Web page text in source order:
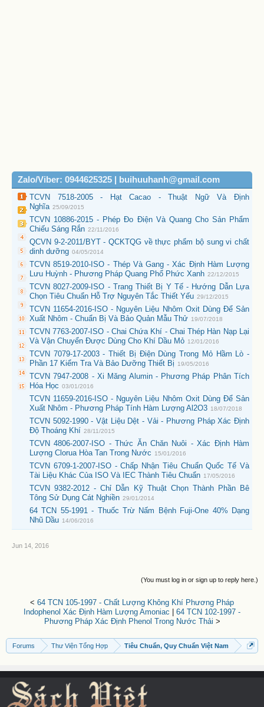
Zalo/Viber: 0944625325 | buihuuhanh@gmail.com
TCVN 7518-2005 - Hạt Cacao - Thuật Ngữ Và Định
Nghĩa 25/09/2015
TCVN 10886-2015 - Phép Đo Điện Và Quang Cho Sản Phẩm
Chiếu Sáng Rắn 22/11/2016
QCVN 9-2-2011/BYT - QCKTQG về thực phẩm bộ sung vi chất
dinh dưỡng 04/05/2014
TCVN 8519-2010-ISO - Thép Và Gang - Xác Định Hàm Lượng
Lưu Huỳnh - Phương Pháp Quang Phổ Phức Xanh 22/12/2015
TCVN 8027-2009-ISO - Trang Thiết Bị Y Tế - Hướng Dẫn Lựa
Chọn Tiêu Chuẩn Hỗ Trợ Nguyên Tắc Thiết Yếu 29/12/2015
TCVN 11654-2016-ISO - Nguyên Liệu Nhôm Oxit Dùng Để Sản
Xuất Nhôm - Chuẩn Bị Và Bảo Quản Mẫu Thử 19/07/2018
TCVN 7763-2007-ISO - Chai Chứa Khí - Chai Thép Hàn Nạp Lại
Và Vận Chuyển Được Dùng Cho Khí Dầu Mỏ 12/01/2016
TCVN 7079-17-2003 - Thiết Bị Điện Dùng Trong Mỏ Hầm Lò -
Phần 17 Kiểm Tra Và Bảo Dưỡng Thiết Bị
19/05/2016
TCVN 7947-2008 - Xi Măng Alumin - Phương Pháp Phân Tích
Hóa Học 03/01/2016
TCVN 11659-2016-ISO - Nguyên Liệu Nhôm Oxit Dùng Để Sản
Xuất Nhôm - Phương Pháp Tính Hàm Lượng Al2O3 18/07/2018
TCVN 5092-1990 - Vật Liệu Dệt - Vải - Phương Pháp Xác Định
Độ Thoáng Khí 28/11/2015
TCVN 4806-2007-ISO - Thức Ăn Chăn Nuôi - Xác Định Hàm
Lượng Clorua Hòa Tan Trong Nước
15/01/2016
TCVN 6709-1-2007-ISO - Chấp Nhận Tiêu Chuẩn Quốc Tế Và
Tài Liệu Khác Của ISO Và IEC Thành Tiêu Chuẩn 17/05/2016
TCVN 9382-2012 - Chỉ Dẫn Kỹ Thuật Chọn Thành Phần Bê
Tông Sử Dụng Cát Nghiền 29/01/2014
64 TCN 55-1991 - Thuốc Trừ Nấm Bệnh Fuji-One 40% Dạng
Nhũ Dầu 14/06/2016
Jun 14, 2016
(You must log in or sign up to reply here.)
< 64 TCN 105-1997 - Chất Lượng Không Khí Phương Pháp
Indophenol Xác Định Hàm Lượng Amoniac
64 TCN 102-1997 -
Phương Pháp Xác Định Phenol Trong Nước Thải >
Forums Thư Viện Tổng Hợp Tiêu Chuẩn, Quy Chuẩn Việt Nam